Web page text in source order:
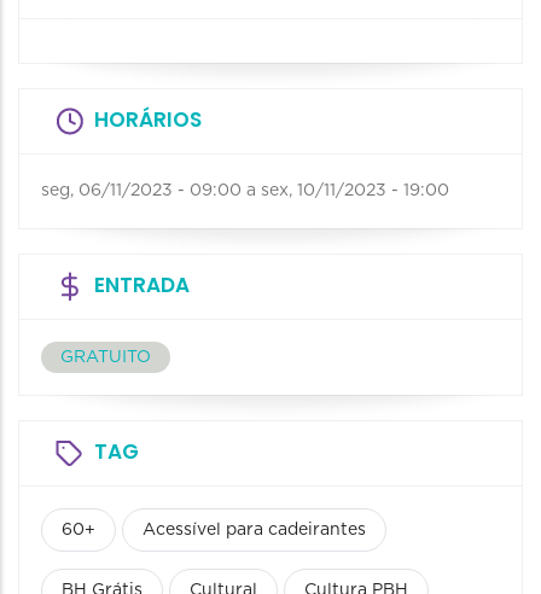
HORÁRIOS
seg, 06/11/2023 - 09:00 a sex, 10/11/2023 - 19:00
ENTRADA
GRATUITO
TAG
60+ Acessível para cadeirantes
BH Grátis Cultural Cultura PBH